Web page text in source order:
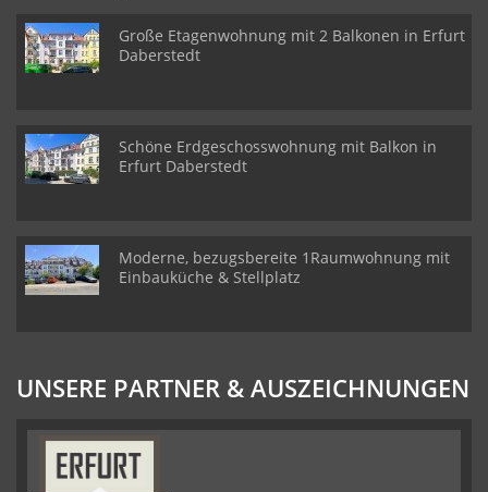
Große Etagenwohnung mit 2 Balkonen in Erfurt
Daberstedt
Schöne Erdgeschosswohnung mit Balkon in
Erfurt Daberstedt
Moderne, bezugsbereite 1Raumwohnung mit
Einbauküche & Stellplatz
UNSERE PARTNER & AUSZEICHNUNGEN